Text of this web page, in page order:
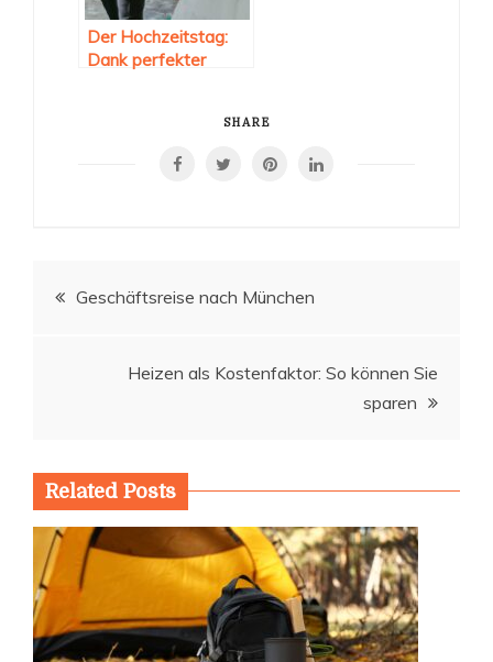
Der Hochzeitstag:
Dank perfekter
SHARE
Beitragsnavigation
Geschäftsreise nach München
Heizen als Kostenfaktor: So können Sie
sparen
Related Posts